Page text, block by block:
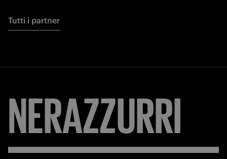
Tutti i partner
NERAZZURRI